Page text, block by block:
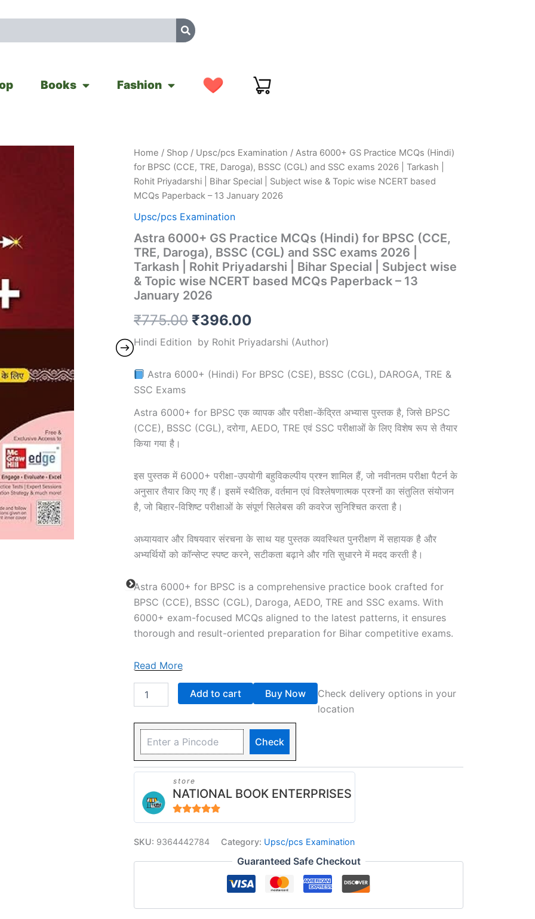
Books Fashion
Home / Shop / Upsc/pcs Examination / Astra 6000+ GS Practice MCQs (Hindi)
for BPSC (CCE, TRE, Daroga), BSSC (CGL) and SSC exams 2026 | Tarkash |
Rohit Priyadarshi | Bihar Special | Subject wise & Topic wise NCERT based
MCQs Paperback – 13 January 2026
Upsc/pcs Examination
Astra 6000+ GS Practice MCQs (Hindi) for BPSC (CCE,
TRE, Daroga), BSSC (CGL) and SSC exams 2026 |
Tarkash | Rohit Priyadarshi | Bihar Special | Subject wise
& Topic wise NCERT based MCQs Paperback – 13
January 2026
₹775.00
Original
price
was:
₹775.00.
₹396.00
Current
price
is:
Hindi Edition by Rohit Priyadarshi (Author)
Astra 6000+ (Hindi) For BPSC (CSE), BSSC (CGL), DAROGA, TRE &
SSC Exams
Astra 6000+ for BPSC एक व्यापक और परीक्षा-केंद्रित अभ्यास पुस्तक है, जिसे BPSC
(CCE), BSSC (CGL), दरोगा, AEDO, TRE एवं SSC परीक्षाओं के लिए विशेष रूप से तैयार
किया गया है।
इस पुस्तक में 6000+ परीक्षा-उपयोगी बहुविकल्पीय प्रश्न शामिल हैं, जो नवीनतम परीक्षा पैटर्न के
अनुसार तैयार किए गए हैं। इसमें स्थैतिक, वर्तमान एवं विश्लेषणात्मक प्रश्नों का संतुलित संयोजन
है, जो बिहार-विशिष्ट परीक्षाओं के संपूर्ण सिलेबस की कवरेज सुनिश्चित करता है।
अध्यायवार और विषयवार संरचना के साथ यह पुस्तक व्यवस्थित पुनरीक्षण में सहायक है और
अभ्यर्थियों को कॉन्सेप्ट स्पष्ट करने, सटीकता बढ़ाने और गति सुधारने में मदद करती है।
Astra 6000+ for BPSC is a comprehensive practice book crafted for
BPSC (CCE), BSSC (CGL), Daroga, AEDO, TRE and SSC exams. With
6000+ exam-focused MCQs aligned to the latest patterns, it ensures
thorough and result-oriented preparation for Bihar competitive exams.
Read More
Astra
6000+
Practice
MCQs
for
BPSC
(CCE,
TRE,
Daroga),
BSSC
(CGL)
SSC
2026
|
|
Rohit
|
Bihar
Special
|
wise
Topic
wise
MCQs
Paperback
13
January
2026
quantity
Add to cart Buy Now
Check delivery options in your
location
Check
store
NATIONAL BOOK ENTERPRISES
4.94out of 5
SKU: 9364442784 Category: Upsc/pcs Examination
Guaranteed Safe Checkout